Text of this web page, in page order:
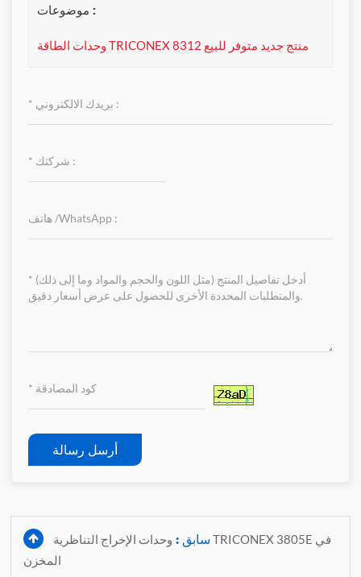
موضوعات :
وحدات الطاقة TRICONEX 8312 منتج جديد متوفر للبيع
أرسل رسالة
سابق : وحدات الإخراج التناظرية TRICONEX 3805E في
المخزن